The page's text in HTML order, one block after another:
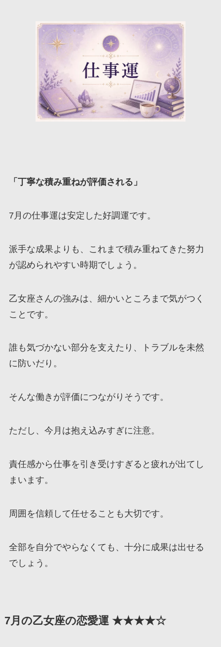
「丁寧な積み重ねが評価される」
7月の仕事運は安定した好調運です。
派手な成果よりも、これまで積み重ねてきた努力
が認められやすい時期でしょう。
乙女座さんの強みは、細かいところまで気がつく
ことです。
誰も気づかない部分を支えたり、トラブルを未然
に防いだり。
そんな働きが評価につながりそうです。
ただし、今月は抱え込みすぎに注意。
責任感から仕事を引き受けすぎると疲れが出てし
まいます。
周囲を信頼して任せることも大切です。
全部を自分でやらなくても、十分に成果は出せる
でしょう。
7月の乙女座の恋愛運 ★★★★☆